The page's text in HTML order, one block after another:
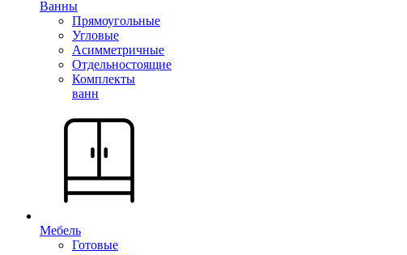
Ванны
Прямоугольные
Угловые
Асимметричные
Отдельностоящие
Комплекты
ванн
Мебель
Готовые